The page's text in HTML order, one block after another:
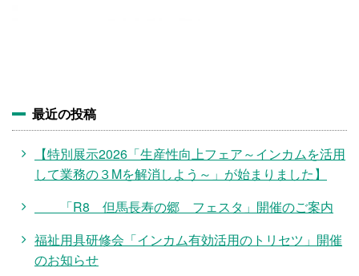
最近の投稿
【特別展示2026「生産性向上フェア～インカムを活用
して業務の３Mを解消しよう～」が始まりました】
「R8 但馬長寿の郷 フェスタ」開催のご案内
福祉用具研修会「インカム有効活用のトリセツ」開催
のお知らせ